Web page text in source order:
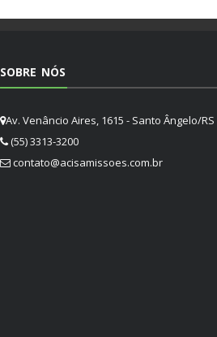
SOBRE NÓS
Av. Venâncio Aires, 1615 - Santo Ângelo/RS
(55) 3313-3200
contato@acisamissoes.com.br